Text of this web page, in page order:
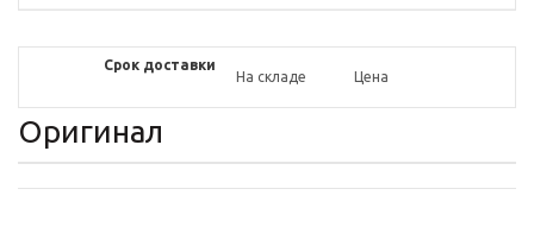
Срок доставки
На складе Цена
Оригинал